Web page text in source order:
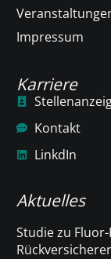
Impressum
Karriere
Kontakt
LinkdIn
Aktuelles
Studie zu